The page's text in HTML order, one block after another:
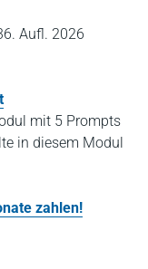
Aufl. 2026
mit 5 Prompts
in diesem Modul
zahlen!